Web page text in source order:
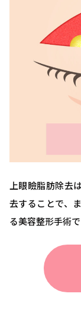
上眼瞼脂肪除去
去することで、
る美容整形手術で